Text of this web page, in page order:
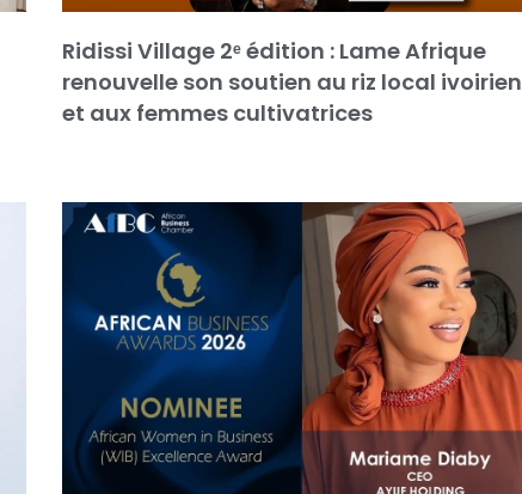
Ridissi Village 2ᵉ édition : Lame Afrique
renouvelle son soutien au riz local ivoirien
et aux femmes cultivatrices